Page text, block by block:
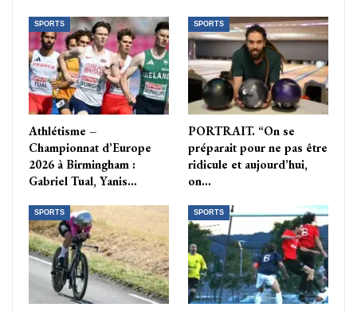
SPORTS
Athlétisme –
Championnat d’Europe
2026 à Birmingham :
Gabriel Tual, Yanis…
SPORTS
PORTRAIT. “On se
préparait pour ne pas être
ridicule et aujourd’hui,
on…
SPORTS SPORTS